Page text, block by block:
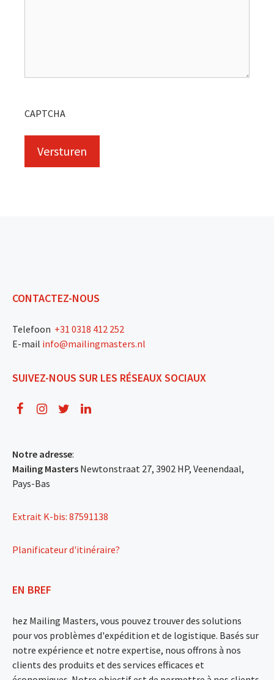
CAPTCHA
CONTACTEZ-NOUS
Telefoon +31 0318 412 252
E-mail info@mailingmasters.nl
SUIVEZ-NOUS SUR LES RÉSEAUX SOCIAUX
Notre adresse:
Mailing Masters Newtonstraat 27, 3902 HP, Veenendaal,
Pays-Bas
Extrait K-bis: 87591138
Planificateur d'itinéraire?
EN BREF
hez Mailing Masters, vous pouvez trouver des solutions
pour vos problèmes d'expédition et de logistique. Basés sur
notre expérience et notre expertise, nous offrons à nos
clients des produits et des services efficaces et